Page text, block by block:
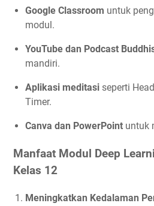
Google Classroom untuk
modul.
YouTube dan Podcast
mandiri.
Aplikasi meditasi seperti
Timer.
Canva dan PowerPoint untuk
Manfaat Modul Deep
Kelas 12
Meningkatkan Kedalaman